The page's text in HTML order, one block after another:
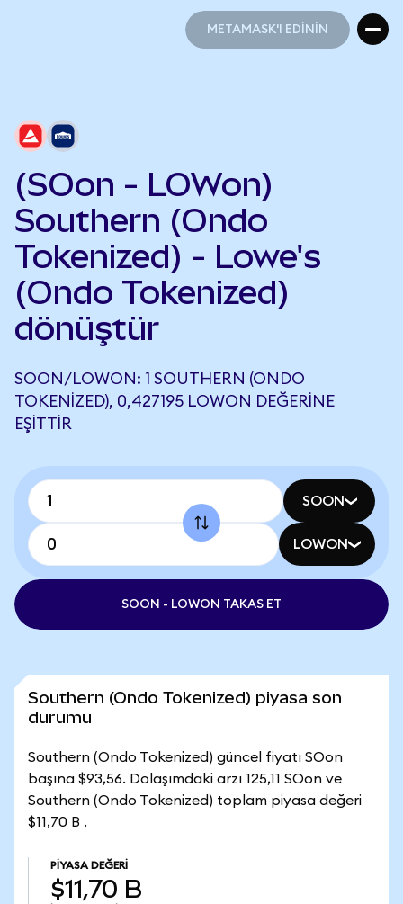
METAMASK'I EDİNİN
(SOon - LOWon)
Southern (Ondo
Tokenized) - Lowe's
(Ondo Tokenized)
dönüştür
SOON/LOWON: 1 SOUTHERN (ONDO
TOKENIZED), 0,427195 LOWON DEĞERINE
EŞITTIR
SOON
LOWON
SOON - LOWON TAKAS ET
Southern (Ondo Tokenized) piyasa son
durumu
Southern (Ondo Tokenized) güncel fiyatı SOon
başına $93,56. Dolaşımdaki arzı 125,11 SOon ve
Southern (Ondo Tokenized) toplam piyasa değeri
$11,70 B .
PIYASA DEĞERI
$11,70 B